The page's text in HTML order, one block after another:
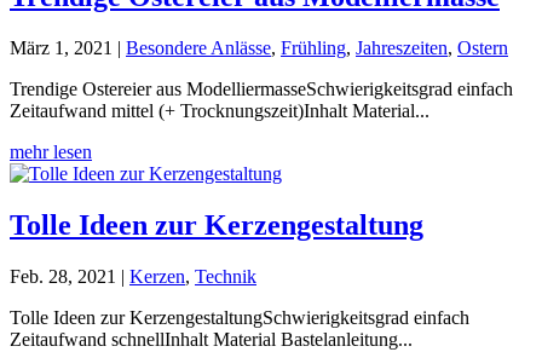
März 1, 2021 | Besondere Anlässe, Frühling, Jahreszeiten, Ostern
Trendige Ostereier aus ModelliermasseSchwierigkeitsgrad einfach
Zeitaufwand mittel (+ Trocknungszeit)Inhalt Material...
mehr lesen
Tolle Ideen zur Kerzengestaltung
Feb. 28, 2021 | Kerzen, Technik
Tolle Ideen zur KerzengestaltungSchwierigkeitsgrad einfach
Zeitaufwand schnellInhalt Material Bastelanleitung...